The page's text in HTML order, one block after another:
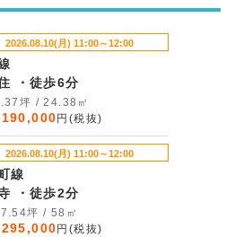
2026.08.10(月) 11:00～12:00
北千住 ・徒歩6分
7.37坪 / 24.38㎡
190,000 円(税抜)
2026.08.10(月) 11:00～12:00
線
護国寺 ・徒歩2分
17.54坪 / 58㎡
295,000 円(税抜)